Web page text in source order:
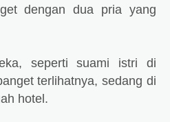
dengan dua pria yang
seperti suami istri di
terlihatnya, sedang di
hotel.